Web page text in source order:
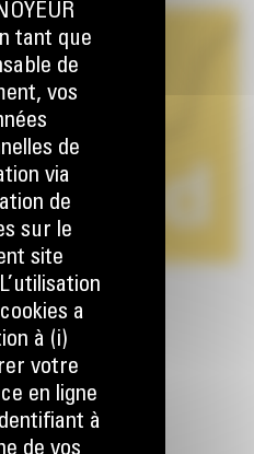
tant que
de
vos
de
via
de
sur le
site
a
à (i)
votre
en ligne
à